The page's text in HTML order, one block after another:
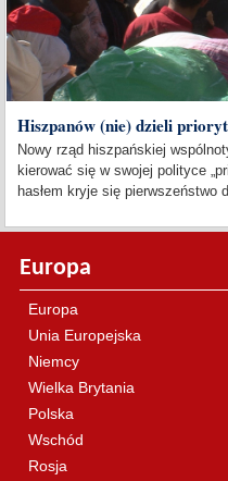
Hiszpanów (nie) dzieli
Nowy rząd hiszpańskiej
kierować się w swojej polityce
hasłem kryje się pierwszeństwo
Europa
Europa
Unia Europejska
Niemcy
Wielka Brytania
Polska
Wschód
Rosja